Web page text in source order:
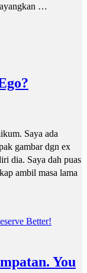
…
Saya ada
gambar dgn ex
dia. Saya dah puas
ambil masa lama
You